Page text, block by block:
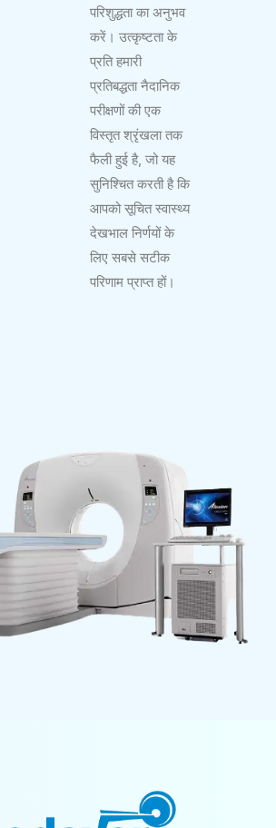
परिशुद्धता का अनुभव
करें। उत्कृष्टता के
प्रति हमारी
प्रतिबद्धता नैदानिक ​​​​
परीक्षणों की एक
विस्तृत श्रृंखला तक
फैली हुई है, जो यह
सुनिश्चित करती है कि
आपको सूचित स्वास्थ्य
देखभाल निर्णयों के
लिए सबसे सटीक
परिणाम प्राप्त हों।